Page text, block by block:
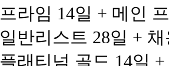
프라임 14일 + 메인
일반리스트 28일 +
플래티넘 골드 14일